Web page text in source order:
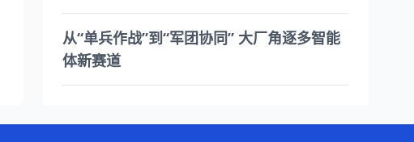
从“单兵作战”到“军团协同” 大厂角逐多智能
体新赛道